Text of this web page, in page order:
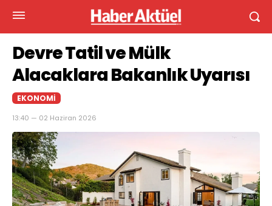
Devre Tatil ve Mülk
Alacaklara Bakanlık Uyarısı
EKONOMI
13:40 — 02 Haziran 2026